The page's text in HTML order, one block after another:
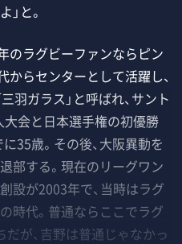
と。
のラグビーファンならピン
からセンターとして活躍し、
羽ガラス」と呼ばれ、サント
会と日本選手権の初優勝
35歳。その後、大阪異動を
部する。現在のリーグワン
設が2003年で、当時はラグ
時代。普通ならここでラグ
だが、吉野は普通じゃなかっ